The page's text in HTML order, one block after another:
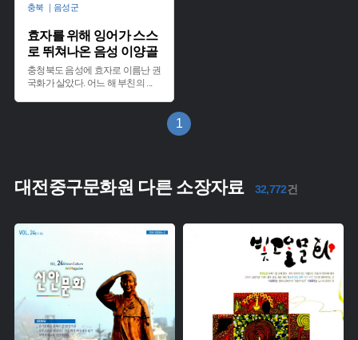
충북 ｜음성군
효자를 위해 잉어가 스스
로 뛰쳐나온 음성 이양골
충청북도 음성에 효자로 이름난 권
국화가 살았다. 어느 해 부친의 ...
1
대전중구문화원 다른 소장자료 32,772건
주제 :
유형 :
소장 :
소장 :